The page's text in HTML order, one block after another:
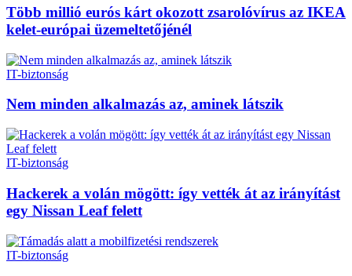
Több millió eurós kárt okozott zsarolóvírus az IKEA
kelet-európai üzemeltetőjénél
IT-biztonság
Nem minden alkalmazás az, aminek látszik
IT-biztonság
Hackerek a volán mögött: így vették át az irányítást
egy Nissan Leaf felett
IT-biztonság